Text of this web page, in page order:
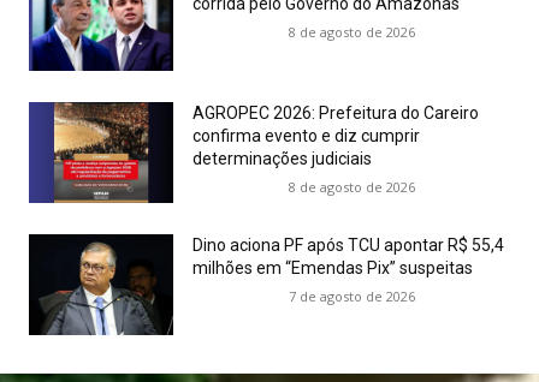
8 de agosto de 2026
AGROPEC 2026: Prefeitura do Careiro
confirma evento e diz cumprir
determinações judiciais
8 de agosto de 2026
Dino aciona PF após TCU apontar R$ 55,4
milhões em “Emendas Pix” suspeitas
7 de agosto de 2026